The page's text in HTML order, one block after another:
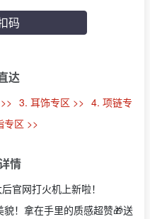
码
达
3. 耳饰专区 >> 4. 项链专
专区 >>
情
官网打火机上新啦！
！拿在手里的质感超赞🎁送